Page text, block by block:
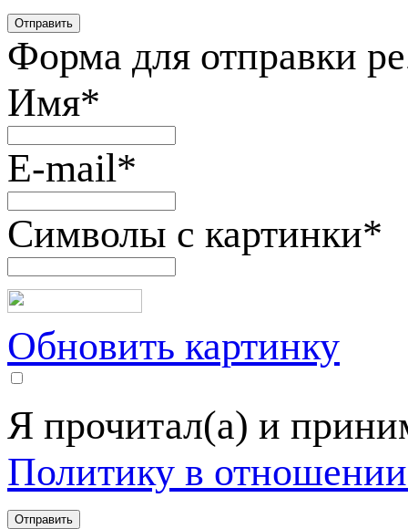
Форма для отправки
Имя*
E-mail*
Символы с картинки*
Обновить картинку
Я прочитал(а) и
Политику в